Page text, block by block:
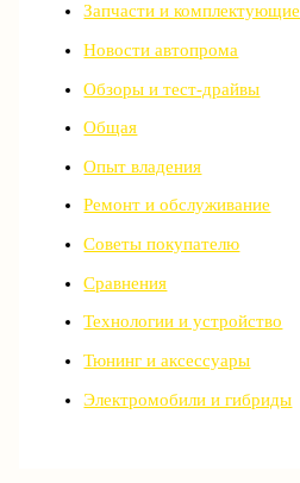
Запчасти и комплектующие
Новости автопрома
Обзоры и тест-драйвы
Общая
Опыт владения
Ремонт и обслуживание
Советы покупателю
Сравнения
Технологии и устройство
Тюнинг и аксессуары
Электромобили и гибриды